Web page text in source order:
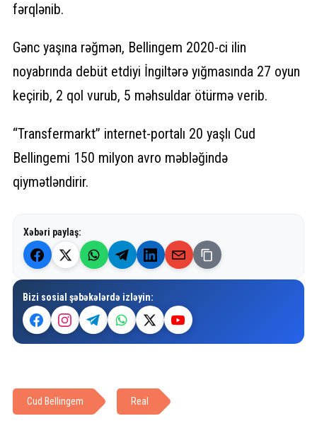
fərqlənib.
Gənc yaşına rəğmən, Bellingem 2020-ci ilin
noyabrında debüt etdiyi İngiltərə yığmasında 27 oyun
keçirib, 2 qol vurub, 5 məhsuldar ötürmə verib.
“Transfermarkt” internet-portalı 20 yaşlı Cud
Bellingemi 150 milyon avro məbləğində
qiymətləndirir.
Xəbəri paylaş:
Bizi sosial şəbəkələrdə izləyin:
Cud Bellingem Real